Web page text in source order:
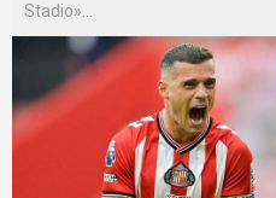
Stadio»...